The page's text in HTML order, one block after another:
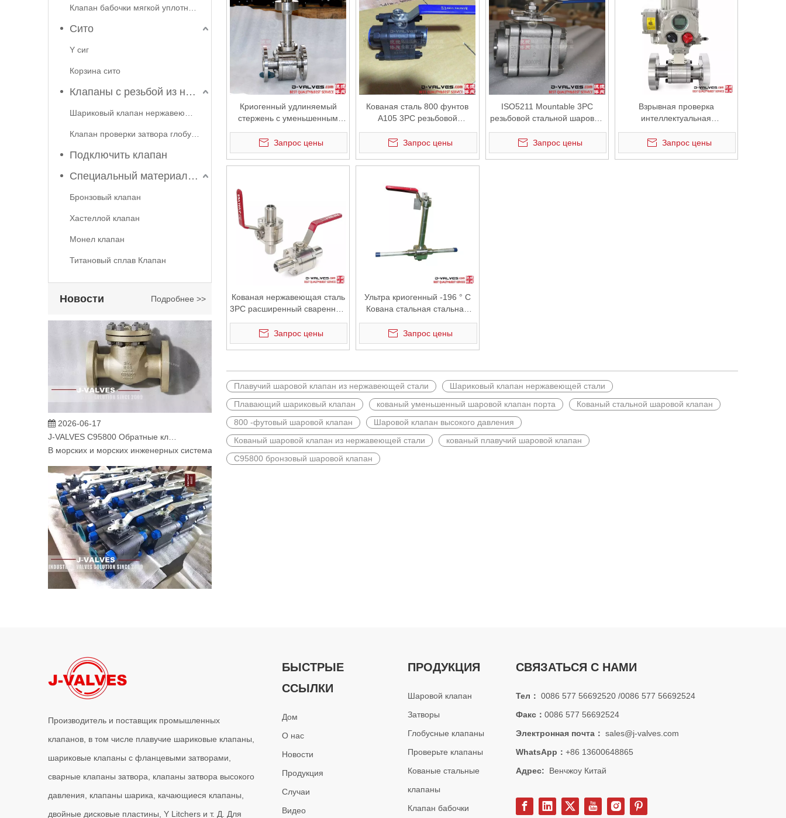
Сито
Y сиг
Корзина сито
Клапаны с резьбой из нержавеющей стали
Подключить клапан
Специальный материальный клапан
Бронзовый клапан
Хастеллой клапан
Монел клапан
Титановый сплав Клапан
Новости Подробнее >>
2026-06-08
Почему дисковые затворы с тройным эксцентриком становятся основным средством управления промышленными жидкостями? J-VALVES обеспечивает нулевую утечку, длительный
Срок службы плавающего шарового крана зависит от мастерства изготовления. J-VALVES с 17-летним опытом исследований и разработок в области технологий плавающих
2026-06-17
В морских и морских инженерных системах надежное управление потоком и предотвращение обратного потока необходимы для поддержания эксплуатационной безопасности и защиты
2026-06-17
Как фильтры типа J-VALVES Y повышают долгосрочную надежность трубопровода
В промышленных трубопроводных системах долгосрочная надежность во многом зависит от эффективной защиты от твердых частиц, мусора и загрязнений. Фильтры типа Y играют
Криогенный удлиняемый
стержень с уменьшенным
клапаном
Запрос цены
Кованая сталь 800 фунтов
A105 3PC резьбовой
Запрос цены
ISO5211 Mountable 3PC
резьбовой стальной шаровой
в 3000 фунтов на квадратный
дюйм.
Запрос цены
Взрывная проверка
интеллектуальная
стальная стальная
фланцевая шариковая
Запрос цены
Кованая нержавеющая сталь
3PC расширенный сваренный
Запрос цены
Ультра криогенный -196 ° C
Кована стальная стальная
Запрос цены
Плавучий шаровой клапан из нержавеющей стали
Шариковый клапан нержавеющей стали
Плавающий шариковый клапан
кованый уменьшенный шаровой клапан порта
Кованый стальной шаровой клапан
800 -футовый шаровой клапан
Шаровой клапан высокого давления
Кованый шаровой клапан из нержавеющей стали
кованый плавучий шаровой клапан
C95800 бронзовый шаровой клапан
Производитель и поставщик промышленных
клапанов, в том числе плавучие шариковые клапаны,
шариковые клапаны с фланцевыми затворами,
сварные клапаны затвора, клапаны затвора высокого
давления, клапаны шарика, качающиеся клапаны,
двойные дисковые пластины, Y Litchers и т. Д. Для
БЫСТРЫЕ
ССЫЛКИ
Дом
О нас
Новости
Продукция
Случаи
Видео
ПРОДУКЦИЯ
Шаровой клапан
Затворы
Глобусные клапаны
Проверьте клапаны
Кованые стальные
клапаны
Клапан бабочки
СВЯЗАТЬСЯ С НАМИ
Тел： 0086 577 56692520 /0086 577 56692524
Факс： 0086 577 56692524
Электронная почта： sales@j-valves.com
WhatsApp： +86 13600648865
Адрес: Венчжоу Китай